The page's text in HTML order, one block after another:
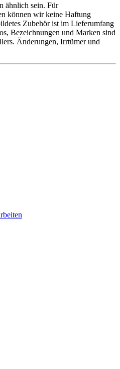
ähnlich sein. Für
können wir keine Haftung
Zubehör ist im Lieferumfang
Bezeichnungen und Marken sind
Änderungen, Irrtümer und